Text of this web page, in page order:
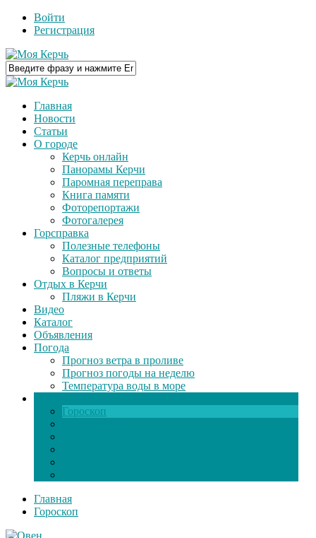
Войти
Регистрация
Главная
Новости
Статьи
О городе
Керчь онлайн
Панорамы Керчи
Паромная переправа
Книга памяти
Фоторепортажи
Фотогалерея
Горсправка
Полезные телефоны
Каталог предприятий
Вопросы и ответы
Отдых в Керчи
Пляжи в Керчи
Видео
Каталог
Объявления
Погода
Прогноз ветра в проливе
Прогноз погоды на неделю
Температура воды в море
Гороскоп
Главная
Гороскоп